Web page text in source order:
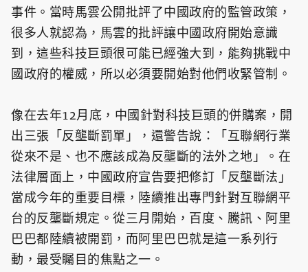
事件。當時馬雲公開批評了中國政府的監管政策，
很多人就認為，馬雲的批評讓中國政府開始意識
到，這些科技巨頭很可能已經強大到，能夠挑戰中
國政府的權威，所以必須要開始對他們收緊管制。
像在去年12月底，中國針對科技巨頭的併購案，開
出三張「反壟斷罰單」，還警告說：「互聯網行業
從來不是、也不應該成為反壟斷的法外之地」。在
法律層面上，中國政府宣告要把修訂「反壟斷法」
當成今年的重要目標，陸續推出專門針對互聯網平
台的反壟斷規定。從三月開始，百度、騰訊、阿里
巴巴都陸續被開罰，而阿里巴巴就是這一系列行
動，最受矚目的焦點之一。